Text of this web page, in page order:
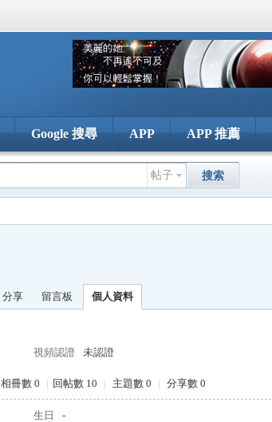
Google 搜尋 APP APP 推薦
帖子 搜索
分享 留言板 個人資料
視頻認證 未認證
相冊數 0 | 回帖數 10 | 主題數 0 | 分享數 0
生日 -